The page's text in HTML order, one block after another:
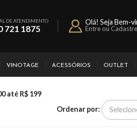
DE ATENDIMENTO
721 1875
Olá! Seja Bem-
Entre ou
VINOTAGE ACESSÓRIOS OUTLET
até R$ 199
Ordenar por: